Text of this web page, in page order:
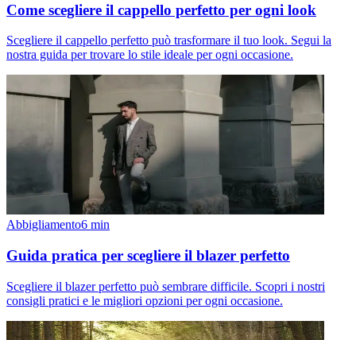
Come scegliere il cappello perfetto per ogni look
Scegliere il cappello perfetto può trasformare il tuo look. Segui la
nostra guida per trovare lo stile ideale per ogni occasione.
Abbigliamento6 min
Guida pratica per scegliere il blazer perfetto
Scegliere il blazer perfetto può sembrare difficile. Scopri i nostri
consigli pratici e le migliori opzioni per ogni occasione.